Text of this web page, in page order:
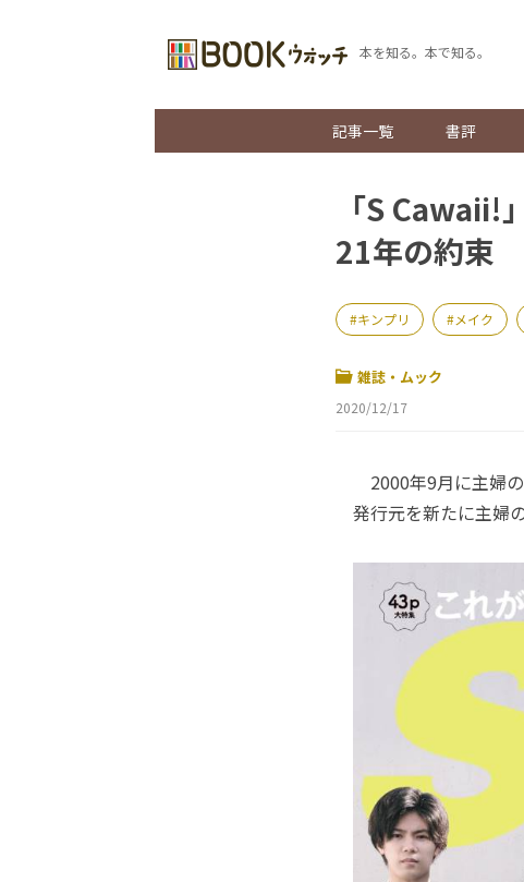
本を知る。本で知る。
記事一覧 書評
「S
21年の約束
キンプリ メイク
雑誌・ムック
2020/12/17
2000年9月に主婦
発行元を新たに主婦